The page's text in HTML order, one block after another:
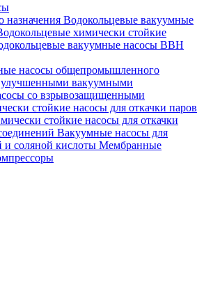
Водокольцевые вакуумные
химически стойкие
вакуумные насосы ВВН
насосы общепромышленного
вакуумными
со взрывозащищенными
стойкие насосы для откачки паров
стойкие насосы для откачки
Вакуумные насосы для
и соляной кислоты Мембранные